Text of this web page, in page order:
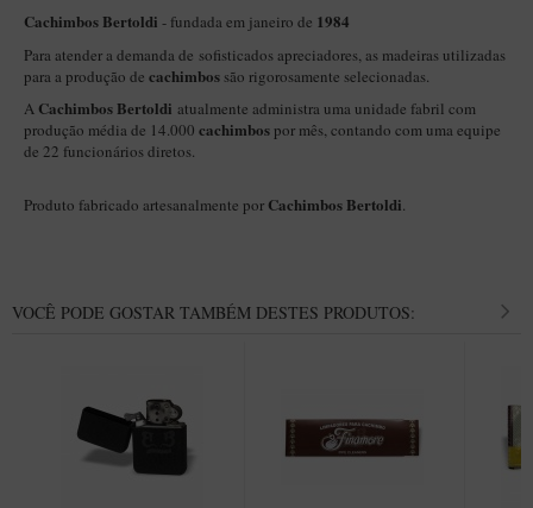
Petrus
Piccolo
Premium
Sextavado
Callia
Elite Longo
Barolo
Cachimbos Bertoldi - fundada em janeiro de 1984
Para atender a demanda de sofisticados apreciadores, as madeiras utilizadas
para a produção de cachimbos são rigorosamente selecionadas.
A Cachimbos Bertoldi atualmente administra uma unidade fabril com
produção média de 14.000 cachimbos por mês, contando com uma equipe
de 22 funcionários diretos.
Produto fabricado artesanalmente por Cachimbos Bertoldi.
VOCÊ PODE GOSTAR TAMBÉM DESTES PRODUTOS: